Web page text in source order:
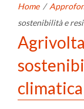
Home /
sostenibilità e
climatica